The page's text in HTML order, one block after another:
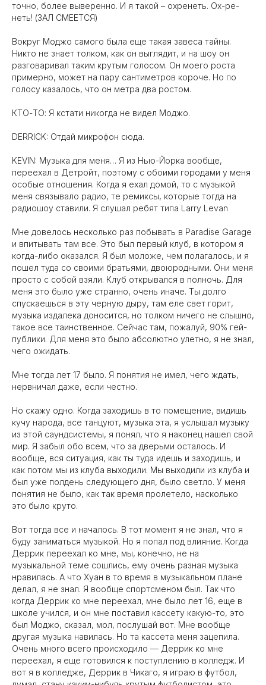
точно, более выверенно. И я такой – охренеть. Ох-ре-
неть! (ЗАЛ СМЕЕТСЯ)
Вокруг Моджо самого была еще такая завеса тайны.
Никто не знает толком, как он выглядит, и на шоу он
разговаривал таким крутым голосом. Он моего роста
примерно, может на пару сантиметров короче. Но по
голосу казалось, что он метра два ростом.
КТО-ТО: Я кстати никогда не видел Моджо.
DERRICK: Отдай микрофон сюда.
KEVIN: Музыка для меня… Я из Нью-Йорка вообще,
переехал в Детройт, поэтому с обоими городами у меня
особые отношения. Когда я ехал домой, то с музыкой
меня связывало радио, те ремиксы, которые тогда на
радиошоу ставили. Я слушал ребят типа Larry Levan
Мне довелось несколько раз побывать в Paradise Garage
и впитывать там все. Это был первый клуб, в котором я
когда-либо оказался. Я был моложе, чем полагалось, и я
пошел туда со своими братьями, двоюродными. Они меня
просто с собой взяли. Клуб открывался в полночь. Для
меня это было уже странно, очень иначе. Ты долго
спускаешься в эту черную дыру, там еле свет горит,
музыка издалека доносится, но толком ничего не слышно,
такое все таинственное. Сейчас там, пожалуй, 90% гей-
публики. Для меня это было абсолютно улетно, я не знал,
чего ожидать.
Мне тогда лет 17 было. Я понятия не имел, чего ждать,
нервничал даже, если честно.
Но скажу одно. Когда заходишь в то помещение, видишь
кучу народа, все танцуют, музыка эта, я услышал музыку
из этой саундсистемы, я понял, что я наконец нашел свой
мир. Я забыл обо всем, что за дверьми осталось. И
вообще, вся ситуация, как ты туда идешь и заходишь, и
как потом мы из клуба выходили. Мы выходили из клуба и
был уже полдень следующего дня, было светло. У меня
понятия не было, как так время пролетело, насколько
это было круто.
Вот тогда все и началось. В тот момент я не знал, что я
буду заниматься музыкой. Но я попал под влияние. Когда
Деррик переехал ко мне, мы, конечно, не на
музыкальной теме сошлись, ему очень разная музыка
нравилась. А что Хуан в то время в музыкальном плане
делал, я не знал. Я вообще спортсменом был. Так что
когда Деррик ко мне переехал, мне было лет 16, еще в
школе учился, и он мне поставил кассету какую-то, это
был Моджо, сказал, мол, послушай вот. Мне вообще
другая музыка навилась. Но та кассета меня зацепила.
Очень много всего происходило — Деррик ко мне
переехал, я еще готовился к поступлению в колледж. И
вот я в колледже, Деррик в Чикаго, я играю в футбол,